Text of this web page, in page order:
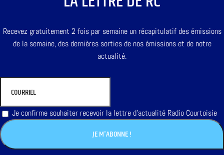
Recevez gratuitement 2 fois par semaine un récapitulatif des émissions
de la semaine, des dernières sorties de nos émissions et de notre
actualité.
Je confirme souhaiter recevoir la lettre d'actualité Radio Courtoisie